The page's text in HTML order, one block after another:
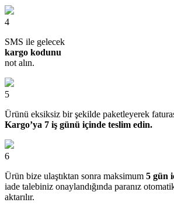
4
SMS ile gelecek
kargo kodunu
not alın.
5
Ürünü eksiksiz bir şekilde paketleyerek
Kargo’ya 7 iş günü içinde teslim edin.
6
Ürün bize ulaştıktan sonra maksimum 5 gün
iade talebiniz onaylandığında paranız
aktarılır.